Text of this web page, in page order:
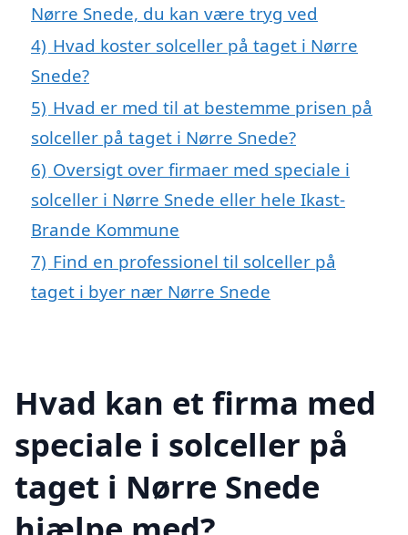
Nørre Snede, du kan være tryg ved
4) Hvad koster solceller på taget i Nørre
Snede?
5) Hvad er med til at bestemme prisen på
solceller på taget i Nørre Snede?
6) Oversigt over firmaer med speciale i
solceller i Nørre Snede eller hele Ikast-
Brande Kommune
7) Find en professionel til solceller på
taget i byer nær Nørre Snede
Hvad kan et firma med
speciale i solceller på
taget i Nørre Snede